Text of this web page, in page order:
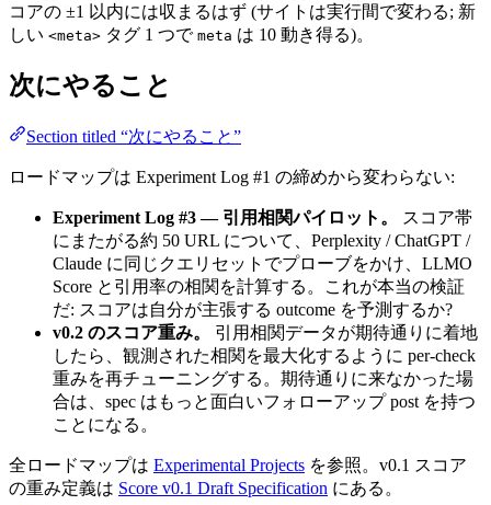
コアの ±1 以内には収まるはず (サイトは実行間で変わる; 新
しい <meta> タグ 1 つで meta は 10 動き得る)。
次にやること
Section titled “次にやること”
ロードマップは Experiment Log #1 の締めから変わらない:
Experiment Log #3 — 引用相関パイロット。
スコア帯
にまたがる約 50 URL について、Perplexity / ChatGPT /
Claude に同じクエリセットでプローブをかけ、LLMO
Score と引用率の相関を計算する。これが本当の検証
だ: スコアは自分が主張する outcome を予測するか?
v0.2 のスコア重み。
引用相関データが期待通りに着地
したら、観測された相関を最大化するように per-check
重みを再チューニングする。期待通りに来なかった場
合は、spec はもっと面白いフォローアップ post を持つ
ことになる。
全ロードマップは Experimental Projects を参照。v0.1 スコア
の重み定義は Score v0.1 Draft Specification にある。